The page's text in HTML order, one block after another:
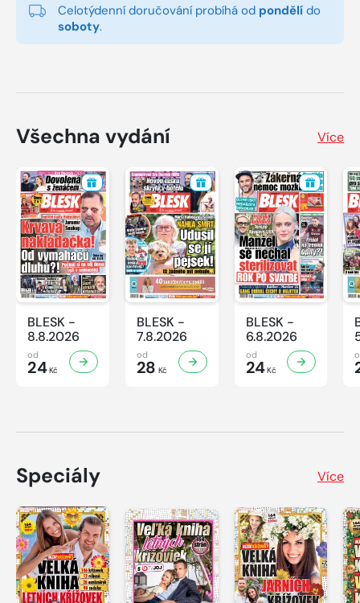
Celotýdenní doručování probíhá od pondělí do
soboty.
Všechna vydání Více
BLESK -
8.8.2026
od
24Kč
BLESK -
7.8.2026
od
28 Kč
BLESK -
6.8.2026
od
24Kč
Speciály Více